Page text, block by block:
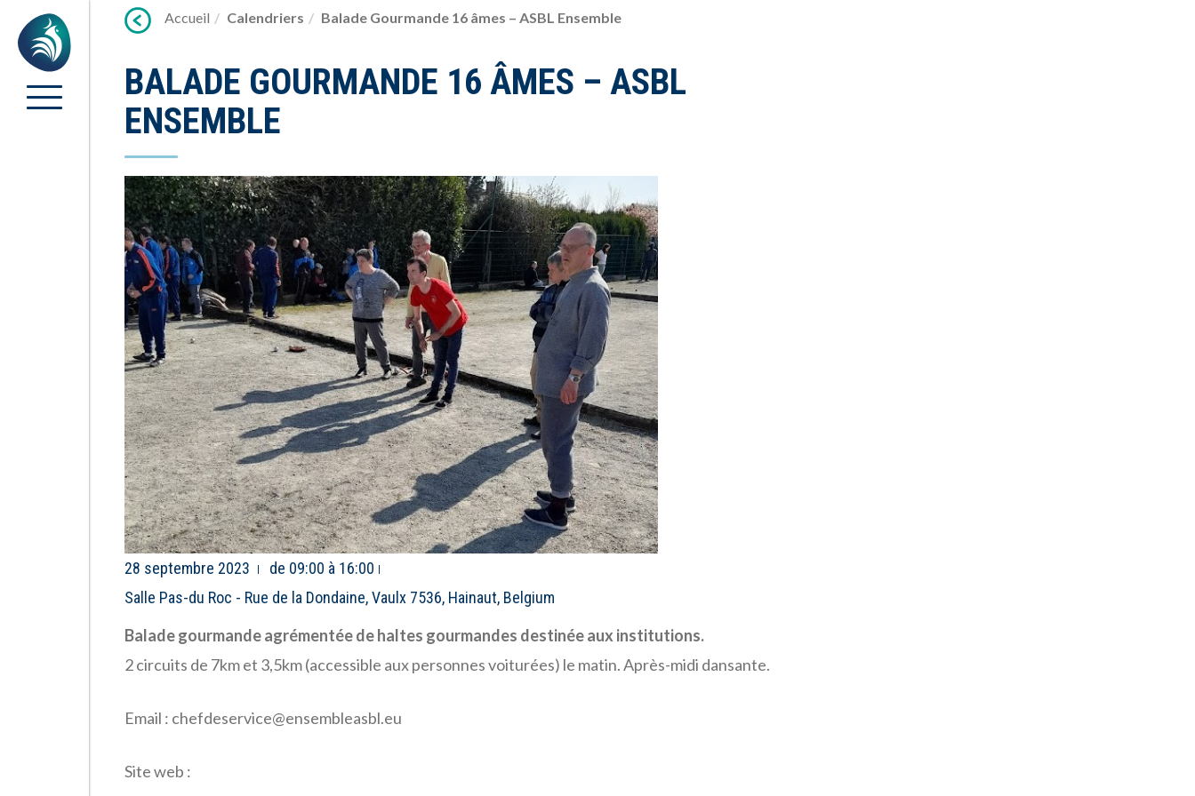
Accueil Calendriers Balade Gourmande 16 âmes – ASBL Ensemble
BALADE GOURMANDE 16 ÂMES – ASBL
ENSEMBLE
28 septembre 2023
de 09:00 à 16:00
Salle Pas-du Roc - Rue de la Dondaine, Vaulx 7536, Hainaut, Belgium
Balade gourmande agrémentée de haltes gourmandes destinée aux institutions.
2 circuits de 7km et 3,5km (accessible aux personnes voiturées) le matin. Après-midi dansante.
Email : chefdeservice@ensembleasbl.eu
Site web :